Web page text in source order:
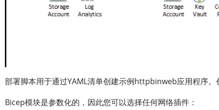
部署脚本用于通过YAML清单创建示例httpbinweb应用程序
Bicep模块是参数化的，因此您可以选择任何网络插件：